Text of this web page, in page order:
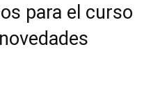
para el curso